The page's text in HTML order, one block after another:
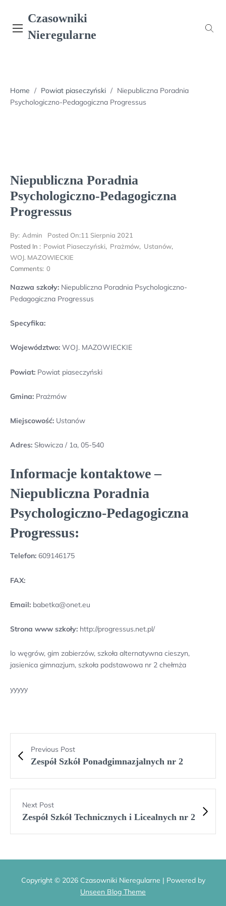
content
Czasowniki
Nieregularne
Home / Powiat piaseczyński / Niepubliczna Poradnia
Psychologiczno-Pedagogiczna Progressus
Niepubliczna Poradnia
Psychologiczno-Pedagogiczna
Progressus
By: Admin Posted On:11 Sierpnia 2021
Posted In : Powiat Piaseczyński, Prażmów, Ustanów,
WOJ. MAZOWIECKIE
Comments: 0
Nazwa szkoły: Niepubliczna Poradnia Psychologiczno-
Pedagogiczna Progressus
Specyfika:
Województwo: WOJ. MAZOWIECKIE
Powiat: Powiat piaseczyński
Gmina: Prażmów
Miejscowość: Ustanów
Adres: Słowicza / 1a, 05-540
Informacje kontaktowe –
Niepubliczna Poradnia
Psychologiczno-Pedagogiczna
Progressus:
Telefon: 609146175
FAX:
Email: babetka@onet.eu
Strona www szkoły: http://progressus.net.pl/
lo węgrów, gim zabierzów, szkoła alternatywna cieszyn,
jasienica gimnazjum, szkoła podstawowa nr 2 chełmża
yyyyy
Previous Post
Zespół Szkół Ponadgimnazjalnych nr 2
Next Post
Zespół Szkół Technicznych i Licealnych nr 2
Copyright © 2026 Czasowniki Nieregularne | Powered by
Unseen Blog Theme